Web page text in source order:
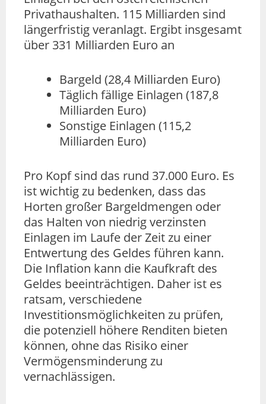
Privathaushalten. 115 Milliarden sind
längerfristig veranlagt. Ergibt insgesamt
über 331 Milliarden Euro an
Bargeld (28,4 Milliarden Euro)
Täglich fällige Einlagen (187,8
Milliarden Euro)
Sonstige Einlagen (115,2
Milliarden Euro)
Pro Kopf sind das rund 37.000 Euro. Es
ist wichtig zu bedenken, dass das
Horten großer Bargeldmengen oder
das Halten von niedrig verzinsten
Einlagen im Laufe der Zeit zu einer
Entwertung des Geldes führen kann.
Die Inflation kann die Kaufkraft des
Geldes beeinträchtigen. Daher ist es
ratsam, verschiedene
Investitionsmöglichkeiten zu prüfen,
die potenziell höhere Renditen bieten
können, ohne das Risiko einer
Vermögensminderung zu
vernachlässigen.